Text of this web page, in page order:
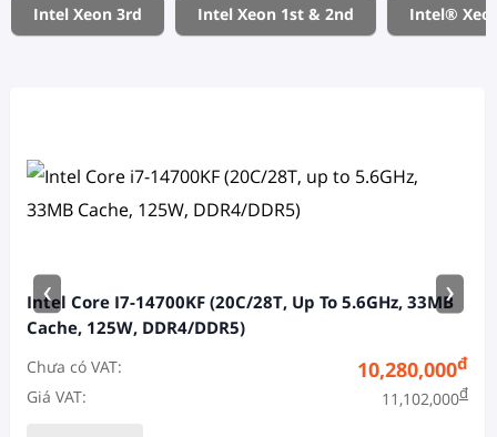
Intel Xeon 3rd Intel Xeon 1st & 2nd Intel®
Intel Core I7-14700KF (20C/28T, Up To 5.6GHz, 33MB
Cache, 125W, DDR4/DDR5)
Chưa có VAT: 10,280,000đ
Giá VAT: 11,102,000đ
‹ ›